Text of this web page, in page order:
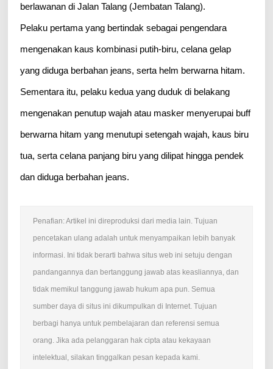
berlawanan di Jalan Talang (Jembatan Talang).
Pelaku pertama yang bertindak sebagai pengendara
mengenakan kaus kombinasi putih-biru, celana gelap
yang diduga berbahan jeans, serta helm berwarna hitam.
Sementara itu, pelaku kedua yang duduk di belakang
mengenakan penutup wajah atau masker menyerupai buff
berwarna hitam yang menutupi setengah wajah, kaus biru
tua, serta celana panjang biru yang dilipat hingga pendek
dan diduga berbahan jeans.
Penafian: Artikel ini direproduksi dari media lain. Tujuan
pencetakan ulang adalah untuk menyampaikan lebih banyak
informasi. Ini tidak berarti bahwa situs web ini setuju dengan
pandangannya dan bertanggung jawab atas keasliannya, dan
tidak memikul tanggung jawab hukum apa pun. Semua
sumber daya di situs ini dikumpulkan di Internet. Tujuan
berbagi hanya untuk pembelajaran dan referensi semua
orang. Jika ada pelanggaran hak cipta atau kekayaan
intelektual, silakan tinggalkan pesan kepada kami.